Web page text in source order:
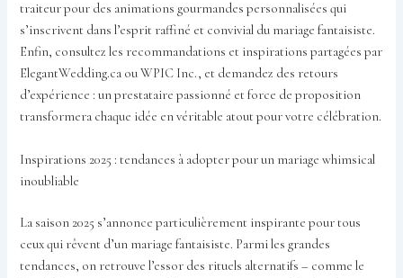
traiteur pour des animations gourmandes personnalisées qui
s’inscrivent dans l’esprit raffiné et convivial du mariage fantaisiste.
Enfin, consultez les recommandations et inspirations partagées par
ElegantWedding.ca ou WPIC Inc., et demandez des retours
d’expérience : un prestataire passionné et force de proposition
transformera chaque idée en véritable atout pour votre célébration.
Inspirations 2025 : tendances à adopter pour un mariage whimsical
inoubliable
La saison 2025 s’annonce particulièrement inspirante pour tous
ceux qui rêvent d’un mariage fantaisiste. Parmi les grandes
tendances, on retrouve l’essor des rituels alternatifs – comme le